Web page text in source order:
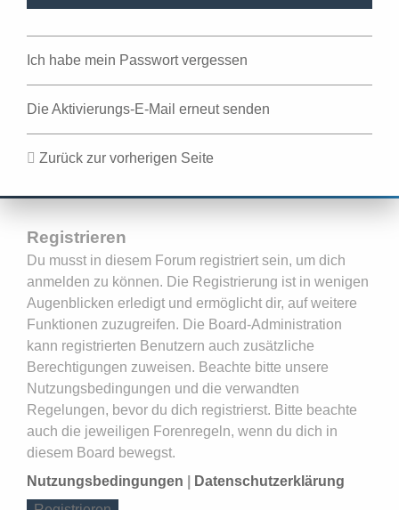
Ich habe mein Passwort vergessen
Die Aktivierungs-E-Mail erneut senden
Zurück zur vorherigen Seite
Registrieren
Du musst in diesem Forum registriert sein, um dich
anmelden zu können. Die Registrierung ist in wenigen
Augenblicken erledigt und ermöglicht dir, auf weitere
Funktionen zuzugreifen. Die Board-Administration
kann registrierten Benutzern auch zusätzliche
Berechtigungen zuweisen. Beachte bitte unsere
Nutzungsbedingungen und die verwandten
Regelungen, bevor du dich registrierst. Bitte beachte
auch die jeweiligen Forenregeln, wenn du dich in
diesem Board bewegst.
Nutzungsbedingungen
Datenschutzerklärung